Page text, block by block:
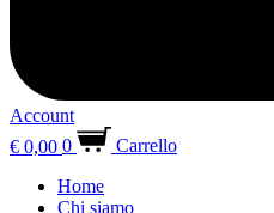
Account
€ 0,00 0
Carrello
Home
Chi siamo